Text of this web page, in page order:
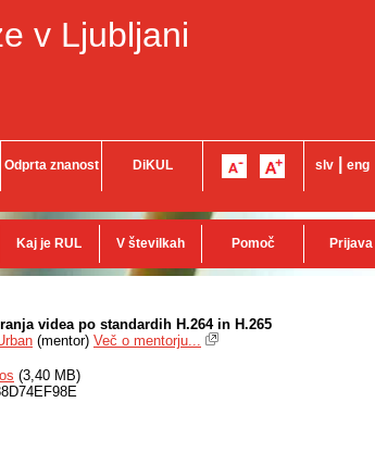
v Ljubljani
Odprta znanost DiKUL slv eng
Kaj je RUL V številkah Pomoč Prijava
videa po standardih H.264 in H.265
(mentor) Več o mentorju...
(3,40 MB)